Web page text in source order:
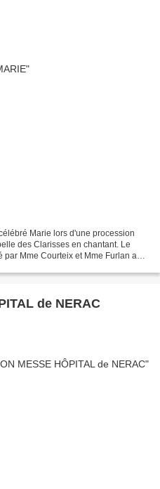
Marie lors d'une procession
des Clarisses en chantant. Le
Mme Courteix et Mme Furlan a
de NERAC